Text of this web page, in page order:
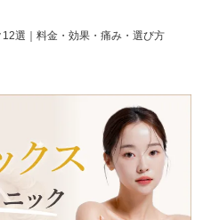
選｜料金・効果・痛み・選び方